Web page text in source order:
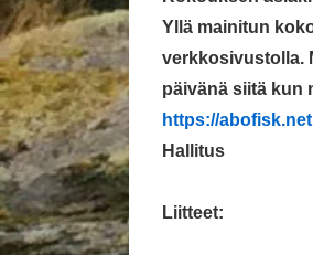
Yllä mainitun
verkkosivustolla.
päivänä siitä kun
https://abofisk.net
Hallitus
Liitteet: